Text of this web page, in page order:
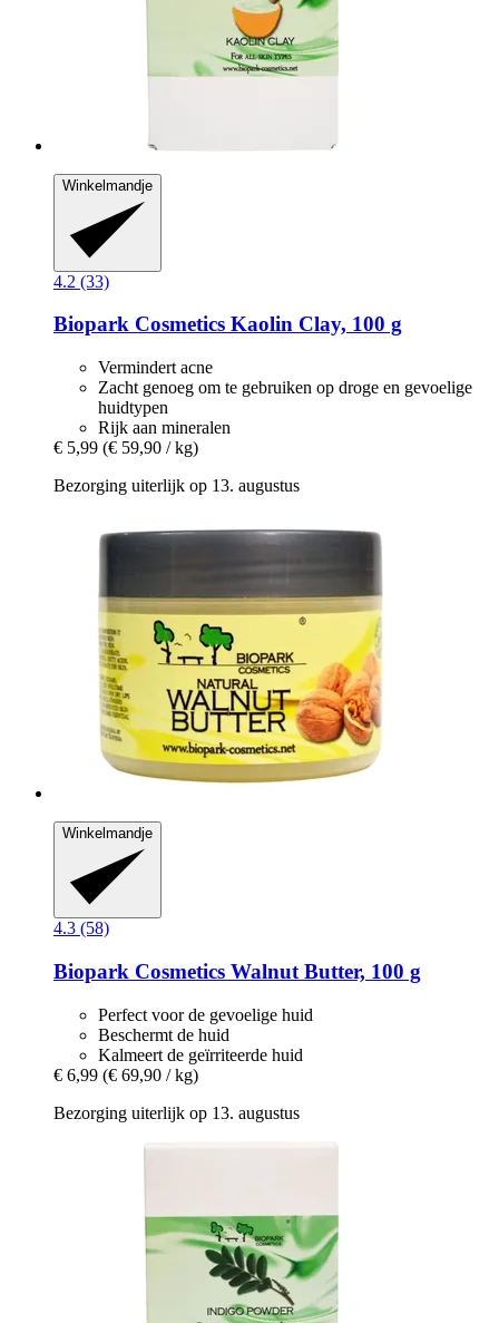
Winkelmandje
4.2 (33)
Biopark Cosmetics Kaolin Clay, 100 g
Vermindert acne
Zacht genoeg om te gebruiken op droge en gevoelige
huidtypen
Rijk aan mineralen
€ 5,99 (€ 59,90 / kg)
Bezorging uiterlijk op 13. augustus
Winkelmandje
4.3 (58)
Biopark Cosmetics Walnut Butter, 100 g
Perfect voor de gevoelige huid
Beschermt de huid
Kalmeert de geïrriteerde huid
€ 6,99 (€ 69,90 / kg)
Bezorging uiterlijk op 13. augustus